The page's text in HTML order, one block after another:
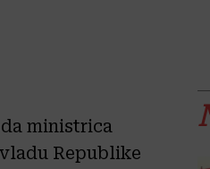
ministrica
Republike